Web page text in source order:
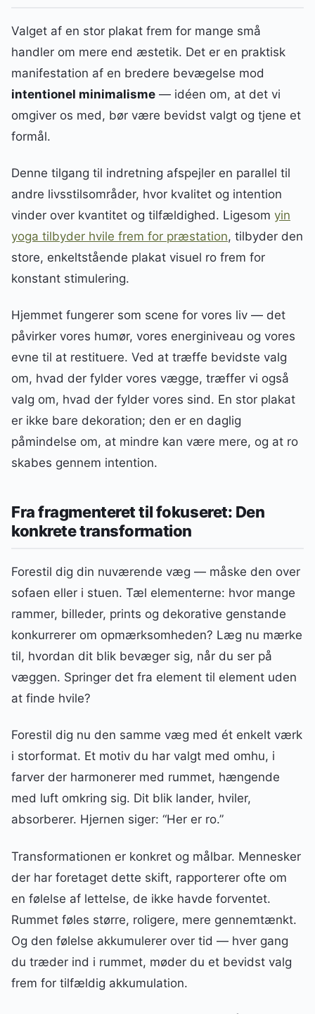
Valget af en stor plakat frem for mange små
handler om mere end æstetik. Det er en praktisk
manifestation af en bredere bevægelse mod
intentionel minimalisme — idéen om, at det vi
omgiver os med, bør være bevidst valgt og tjene et
formål.
Denne tilgang til indretning afspejler en parallel til
andre livsstilsområder, hvor kvalitet og intention
vinder over kvantitet og tilfældighed. Ligesom yin
yoga tilbyder hvile frem for præstation, tilbyder den
store, enkeltstående plakat visuel ro frem for
konstant stimulering.
Hjemmet fungerer som scene for vores liv — det
påvirker vores humør, vores energiniveau og vores
evne til at restituere. Ved at træffe bevidste valg
om, hvad der fylder vores vægge, træffer vi også
valg om, hvad der fylder vores sind. En stor plakat
er ikke bare dekoration; den er en daglig
påmindelse om, at mindre kan være mere, og at ro
skabes gennem intention.
Fra fragmenteret til fokuseret: Den
konkrete transformation
Forestil dig din nuværende væg — måske den over
sofaen eller i stuen. Tæl elementerne: hvor mange
rammer, billeder, prints og dekorative genstande
konkurrerer om opmærksomheden? Læg nu mærke
til, hvordan dit blik bevæger sig, når du ser på
væggen. Springer det fra element til element uden
at finde hvile?
Forestil dig nu den samme væg med ét enkelt værk
i storformat. Et motiv du har valgt med omhu, i
farver der harmonerer med rummet, hængende
med luft omkring sig. Dit blik lander, hviler,
absorberer. Hjernen siger: “Her er ro.”
Transformationen er konkret og målbar. Mennesker
der har foretaget dette skift, rapporterer ofte om
en følelse af lettelse, de ikke havde forventet.
Rummet føles større, roligere, mere gennemtænkt.
Og den følelse akkumulerer over tid — hver gang
du træder ind i rummet, møder du et bevidst valg
frem for tilfældig akkumulation.